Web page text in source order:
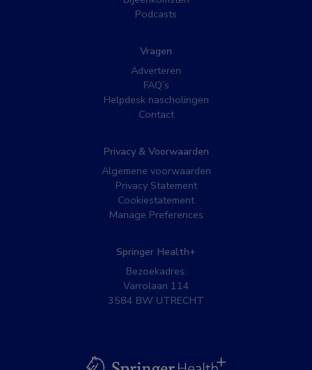
Podcasts
Vragen
Adverteren
FAQ’s
Helpdesk nascholingen
Contact
Privacy & Voorwaarden
Algemene voorwaarden
Privacy Statement
Cookiestatement
Manage Preferences
Springer Health+
Bezoekadres:
Varrolaan 114
3584 BW UTRECHT
BSL